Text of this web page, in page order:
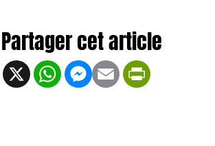
Facebook
X WhatsApp
Messenger
Email